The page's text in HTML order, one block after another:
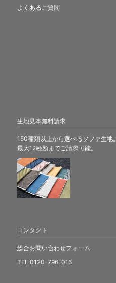
生地見本無料請求
150種類以上から選べるソファ生地。
最大12種類までご請求可能。
よくあるご質問
コンタクト
総合お問い合わせフォーム
TEL 0120-796-016